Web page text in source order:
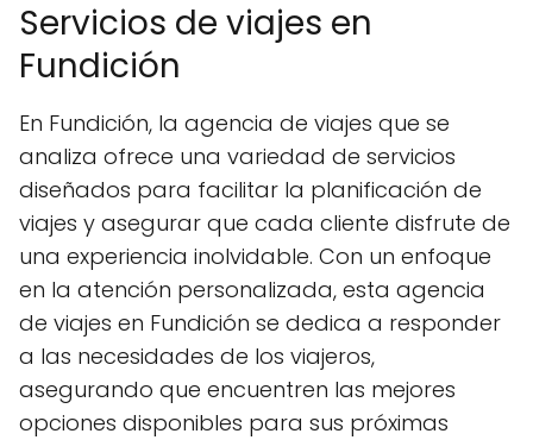
Servicios de viajes en
Fundición
En Fundición, la agencia de viajes que se
analiza ofrece una variedad de servicios
diseñados para facilitar la planificación de
viajes y asegurar que cada cliente disfrute de
una experiencia inolvidable. Con un enfoque
en la atención personalizada, esta agencia
de viajes en Fundición se dedica a responder
a las necesidades de los viajeros,
asegurando que encuentren las mejores
opciones disponibles para sus próximas